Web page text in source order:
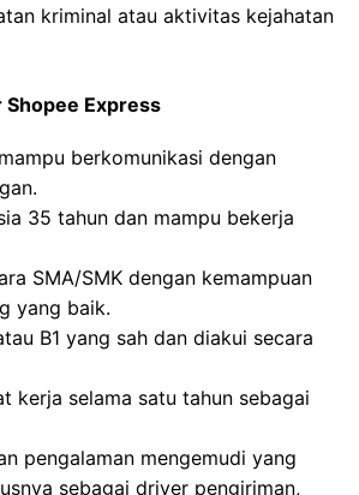
kriminal atau aktivitas kejahatan
Shopee Express
berkomunikasi dengan
35 tahun dan mampu bekerja
SMA/SMK dengan kemampuan
yang baik.
B1 yang sah dan diakui secara
kerja selama satu tahun sebagai
pengalaman mengemudi yang
sebagai driver pengiriman,